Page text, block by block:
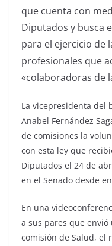
que cuenta con
Diputados y busca
para el ejercicio de
profesionales que
«colaboradoras de
La vicepresidenta del
Anabel Fernández
de comisiones la
con esta ley que
Diputados el 24 de
en el Senado desde
En una
a sus pares que
comisión de Salud, el